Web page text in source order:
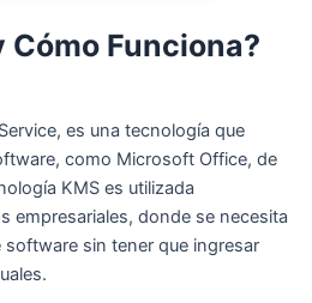
Cómo Funciona?
es una tecnología que
como Microsoft Office, de
KMS es utilizada
empresariales, donde se necesita
sin tener que ingresar